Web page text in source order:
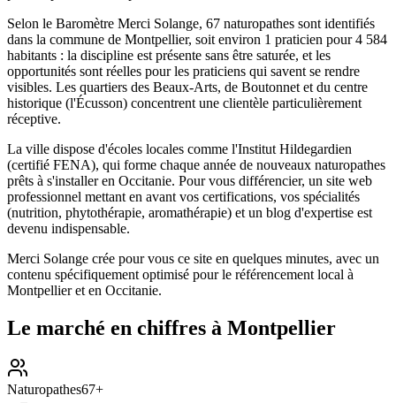
Selon le Baromètre Merci Solange, 67 naturopathes sont identifiés
dans la commune de Montpellier, soit environ 1 praticien pour 4 584
habitants : la discipline est présente sans être saturée, et les
opportunités sont réelles pour les praticiens qui savent se rendre
visibles. Les quartiers des Beaux-Arts, de Boutonnet et du centre
historique (l'Écusson) concentrent une clientèle particulièrement
réceptive.
La ville dispose d'écoles locales comme l'Institut Hildegardien
(certifié FENA), qui forme chaque année de nouveaux naturopathes
prêts à s'installer en Occitanie. Pour vous différencier, un site web
professionnel mettant en avant vos certifications, vos spécialités
(nutrition, phytothérapie, aromathérapie) et un blog d'expertise est
devenu indispensable.
Merci Solange crée pour vous ce site en quelques minutes, avec un
contenu spécifiquement optimisé pour le référencement local à
Montpellier et en Occitanie.
Le marché en chiffres à Montpellier
Naturopathes67+